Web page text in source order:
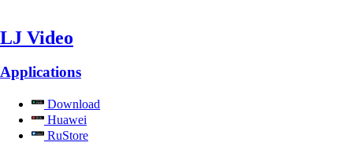
LJ Video
Applications
Download
Huawei
RuStore